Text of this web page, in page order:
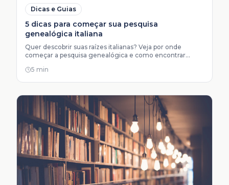
Dicas e Guias
5 dicas para começar sua pesquisa
genealógica italiana
Quer descobrir suas raízes italianas? Veja por onde
começar a pesquisa genealógica e como encontrar
5 min